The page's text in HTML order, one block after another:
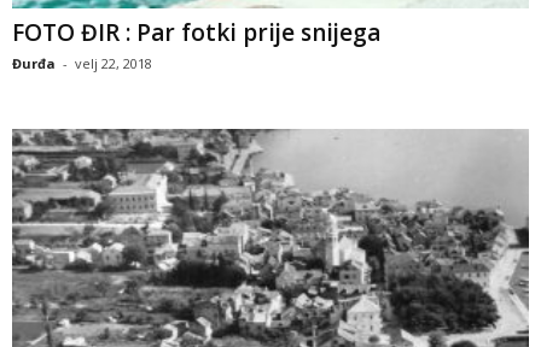
FOTO ĐIR : Par fotki prije snijega
Đurđa - velj 22, 2018